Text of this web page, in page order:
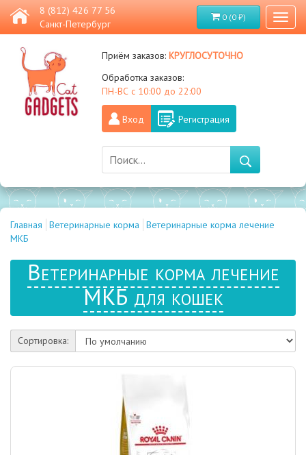
8 (812) 426 77 56
Санкт-Петербург
0 (0 ₽)
Приём заказов:круглосуточно
Обработка заказов:
ПН-ВС с 10:00 до 22:00
Вход Регистрация
Главная Ветеринарные корма
Ветеринарные корма лечение
МКБ
Ветеринарные корма лечение
МКБ для кошек
Сортировка: